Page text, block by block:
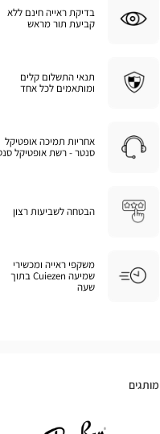
בדיקת ראייה חינם ללא
קביעת תור מראש
תנאי התשלום קלים
ומותאמים לכל אחד
אחריות תמיכה אופטיקל
סנטר - רשת אופטיקל
הבטחה לשביעות רצון
משקפי ראייה ומכשירי
שמיעה Cuiezen בתוך
שעה
מותגים